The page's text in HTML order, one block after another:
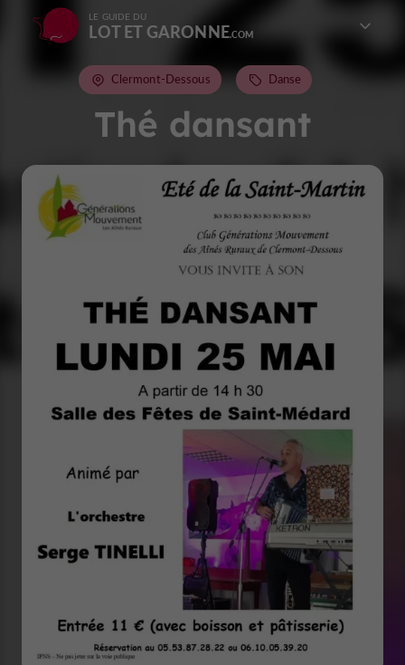
LE GUIDE DU
LOT ET GARONNE
Thé dansant
Clermont-Dessous Danse